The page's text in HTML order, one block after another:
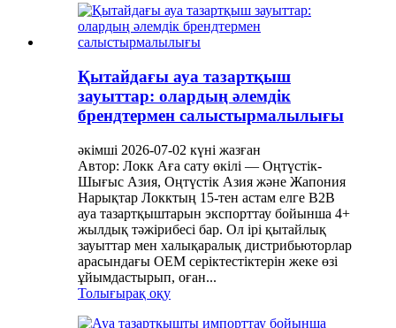
Қытайдағы ауа тазартқыш
зауыттар: олардың әлемдік
брендтермен салыстырмалылығы
әкімші 2026-07-02 күні жазған
Автор: Локк Аға сату өкілі — Оңтүстік-
Шығыс Азия, Оңтүстік Азия және Жапония
Нарықтар Локктың 15-тен астам елге B2B
ауа тазартқыштарын экспорттау бойынша 4+
жылдық тәжірибесі бар. Ол ірі қытайлық
зауыттар мен халықаралық дистрибьюторлар
арасындағы OEM серіктестіктерін жеке өзі
ұйымдастырып, оған...
Толығырақ оқу